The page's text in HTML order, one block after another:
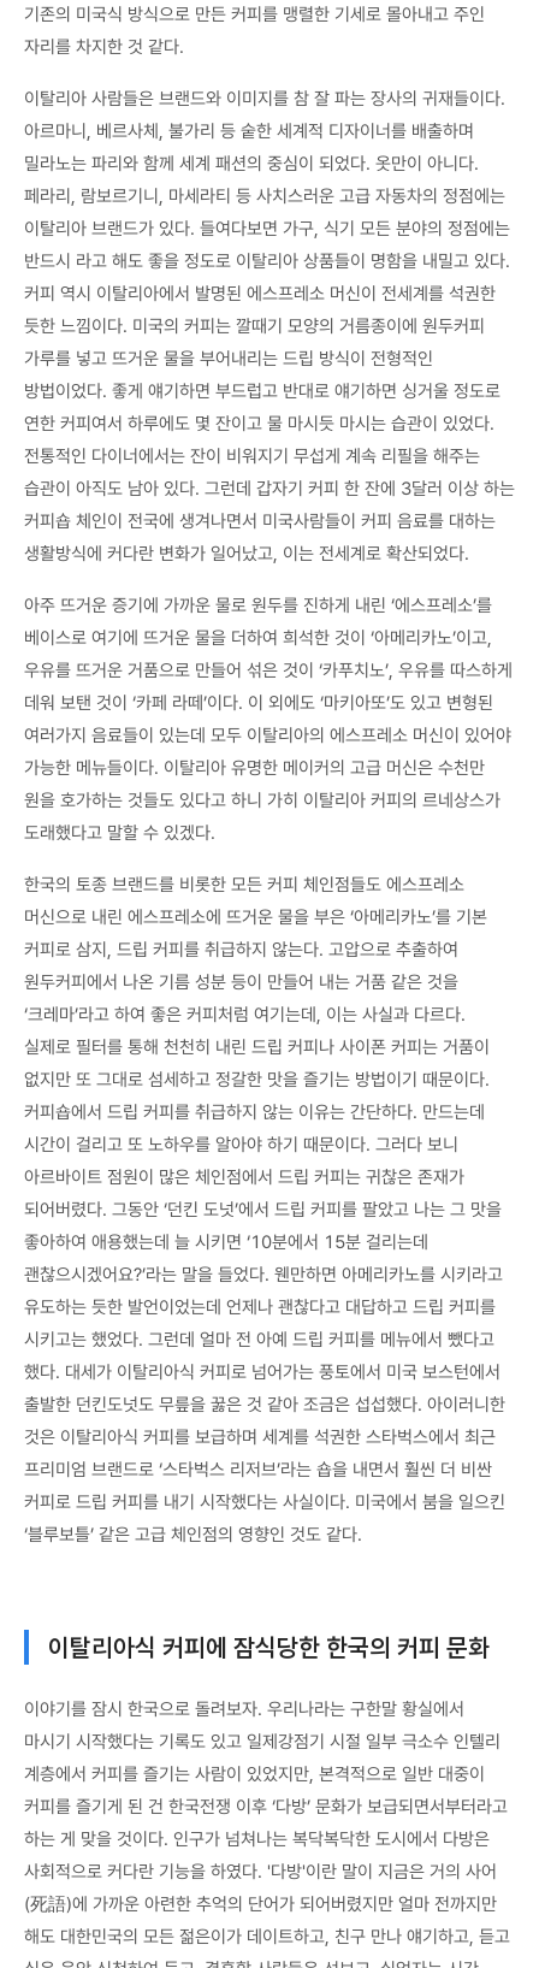
기존의 미국식 방식으로 만든 커피를 맹렬한 기세로 몰아내고 주인
자리를 차지한 것 같다.
이탈리아 사람들은 브랜드와 이미지를 참 잘 파는 장사의 귀재들이다.
아르마니, 베르사체, 불가리 등 숱한 세계적 디자이너를 배출하며
밀라노는 파리와 함께 세계 패션의 중심이 되었다. 옷만이 아니다.
페라리, 람보르기니, 마세라티 등 사치스러운 고급 자동차의 정점에는
이탈리아 브랜드가 있다. 들여다보면 가구, 식기 모든 분야의 정점에는
반드시 라고 해도 좋을 정도로 이탈리아 상품들이 명함을 내밀고 있다.
커피 역시 이탈리아에서 발명된 에스프레소 머신이 전세계를 석권한
듯한 느낌이다. 미국의 커피는 깔때기 모양의 거름종이에 원두커피
가루를 넣고 뜨거운 물을 부어내리는 드립 방식이 전형적인
방법이었다. 좋게 얘기하면 부드럽고 반대로 얘기하면 싱거울 정도로
연한 커피여서 하루에도 몇 잔이고 물 마시듯 마시는 습관이 있었다.
전통적인 다이너에서는 잔이 비워지기 무섭게 계속 리필을 해주는
습관이 아직도 남아 있다. 그런데 갑자기 커피 한 잔에 3달러 이상 하는
커피숍 체인이 전국에 생겨나면서 미국사람들이 커피 음료를 대하는
생활방식에 커다란 변화가 일어났고, 이는 전세계로 확산되었다.
아주 뜨거운 증기에 가까운 물로 원두를 진하게 내린 ‘에스프레소’를
베이스로 여기에 뜨거운 물을 더하여 희석한 것이 ‘아메리카노’이고,
우유를 뜨거운 거품으로 만들어 섞은 것이 ‘카푸치노’, 우유를 따스하게
데워 보탠 것이 ‘카페 라떼’이다. 이 외에도 ‘마키아또’도 있고 변형된
여러가지 음료들이 있는데 모두 이탈리아의 에스프레소 머신이 있어야
가능한 메뉴들이다. 이탈리아 유명한 메이커의 고급 머신은 수천만
원을 호가하는 것들도 있다고 하니 가히 이탈리아 커피의 르네상스가
도래했다고 말할 수 있겠다.
한국의 토종 브랜드를 비롯한 모든 커피 체인점들도 에스프레소
머신으로 내린 에스프레소에 뜨거운 물을 부은 ‘아메리카노’를 기본
커피로 삼지, 드립 커피를 취급하지 않는다. 고압으로 추출하여
원두커피에서 나온 기름 성분 등이 만들어 내는 거품 같은 것을
‘크레마’라고 하여 좋은 커피처럼 여기는데, 이는 사실과 다르다.
실제로 필터를 통해 천천히 내린 드립 커피나 사이폰 커피는 거품이
없지만 또 그대로 섬세하고 정갈한 맛을 즐기는 방법이기 때문이다.
커피숍에서 드립 커피를 취급하지 않는 이유는 간단하다. 만드는데
시간이 걸리고 또 노하우를 알아야 하기 때문이다. 그러다 보니
아르바이트 점원이 많은 체인점에서 드립 커피는 귀찮은 존재가
되어버렸다. 그동안 ‘던킨 도넛’에서 드립 커피를 팔았고 나는 그 맛을
좋아하여 애용했는데 늘 시키면 ‘10분에서 15분 걸리는데
괜찮으시겠어요?’라는 말을 들었다. 웬만하면 아메리카노를 시키라고
유도하는 듯한 발언이었는데 언제나 괜찮다고 대답하고 드립 커피를
시키고는 했었다. 그런데 얼마 전 아예 드립 커피를 메뉴에서 뺐다고
했다. 대세가 이탈리아식 커피로 넘어가는 풍토에서 미국 보스턴에서
출발한 던킨도넛도 무릎을 꿇은 것 같아 조금은 섭섭했다. 아이러니한
것은 이탈리아식 커피를 보급하며 세계를 석권한 스타벅스에서 최근
프리미엄 브랜드로 ‘스타벅스 리저브’라는 숍을 내면서 훨씬 더 비싼
커피로 드립 커피를 내기 시작했다는 사실이다. 미국에서 붐을 일으킨
‘블루보틀’ 같은 고급 체인점의 영향인 것도 같다.
이탈리아식 커피에 잠식당한 한국의 커피 문화
이야기를 잠시 한국으로 돌려보자. 우리나라는 구한말 황실에서
마시기 시작했다는 기록도 있고 일제강점기 시절 일부 극소수 인텔리
계층에서 커피를 즐기는 사람이 있었지만, 본격적으로 일반 대중이
커피를 즐기게 된 건 한국전쟁 이후 ‘다방’ 문화가 보급되면서부터라고
하는 게 맞을 것이다. 인구가 넘쳐나는 복닥복닥한 도시에서 다방은
사회적으로 커다란 기능을 하였다. '다방'이란 말이 지금은 거의 사어
(死語)에 가까운 아련한 추억의 단어가 되어버렸지만 얼마 전까지만
해도 대한민국의 모든 젊은이가 데이트하고, 친구 만나 얘기하고, 듣고